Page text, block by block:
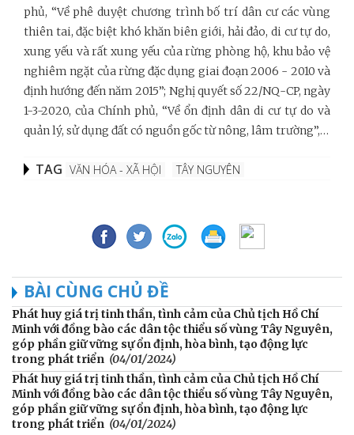
phủ, “Về phê duyệt chương trình bố trí dân cư các vùng
thiên tai, đặc biệt khó khăn biên giới, hải đảo, di cư tự do,
xung yếu và rất xung yếu của rừng phòng hộ, khu bảo vệ
nghiêm ngặt của rừng đặc dụng giai đoạn 2006 - 2010 và
định hướng đến năm 2015”; Nghị quyết số 22/NQ-CP, ngày
1-3-2020, của Chính phủ, “Về ổn định dân di cư tự do và
quản lý, sử dụng đất có nguồn gốc từ nông, lâm trường”,…
TAG VĂN HÓA - XÃ HỘI TÂY NGUYÊN
BÀI CÙNG CHỦ ĐỀ
Phát huy giá trị tinh thần, tình cảm của Chủ tịch Hồ Chí
Minh với đồng bào các dân tộc thiểu số vùng Tây Nguyên,
góp phần giữ vững sự ổn định, hòa bình, tạo động lực
trong phát triển (04/01/2024)
Phát huy giá trị tinh thần, tình cảm của Chủ tịch Hồ Chí
Minh với đồng bào các dân tộc thiểu số vùng Tây Nguyên,
góp phần giữ vững sự ổn định, hòa bình, tạo động lực
trong phát triển (04/01/2024)